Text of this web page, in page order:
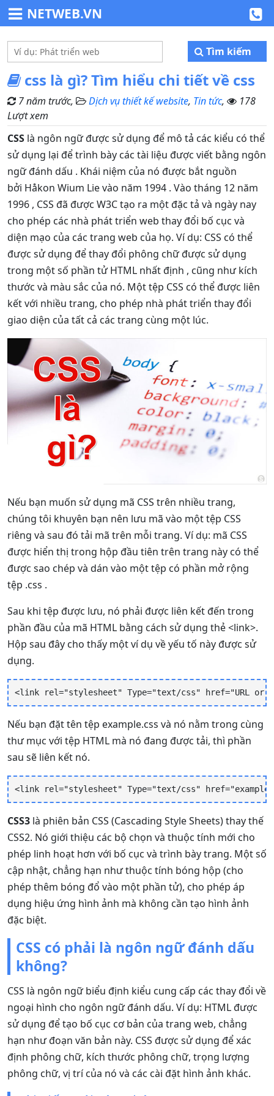
NETWEB.VN
Tìm kiếm
css là gì? Tìm hiểu chi tiết về css
7 năm trước, Dịch vụ thiết kế website, Tin tức,
178
Lượt xem
CSS là ngôn ngữ được sử dụng để mô tả các kiểu có thể
sử dụng lại để trình bày các tài liệu được viết bằng ngôn
ngữ đánh dấu . Khái niệm của nó được bắt nguồn
bởi Håkon Wium Lie vào năm 1994 . Vào tháng 12 năm
1996 , CSS đã được W3C tạo ra một đặc tả và ngày nay
cho phép các nhà phát triển web thay đổi bố cục và
diện mạo của các trang web của họ. Ví dụ: CSS có thể
được sử dụng để thay đổi phông chữ được sử dụng
trong một số phần tử HTML nhất định , cũng như kích
thước và màu sắc của nó. Một tệp CSS có thể được liên
kết với nhiều trang, cho phép nhà phát triển thay đổi
giao diện của tất cả các trang cùng một lúc.
Nếu bạn muốn sử dụng mã CSS trên nhiều trang,
chúng tôi khuyên bạn nên lưu mã vào một tệp CSS
riêng và sau đó tải mã trên mỗi trang. Ví dụ: mã CSS
được hiển thị trong hộp đầu tiên trên trang này có thể
được sao chép và dán vào một tệp có phần mở rộng
tệp .css .
Sau khi tệp được lưu, nó phải được liên kết đến trong
phần đầu của mã HTML bằng cách sử dụng thẻ <link>.
Hộp sau đây cho thấy một ví dụ về yếu tố này được sử
dụng.
<link rel="stylesheet" Type="text/css" href="URL or
Nếu bạn đặt tên tệp example.css và nó nằm trong cùng
thư mục với tệp HTML mà nó đang được tải, thì phần
sau sẽ liên kết nó.
<link rel="stylesheet" Type="text/css"
CSS3 là phiên bản CSS (Cascading Style Sheets) thay thế
CSS2. Nó giới thiệu các bộ chọn và thuộc tính mới cho
phép linh hoạt hơn với bố cục và trình bày trang. Một số
cập nhật, chẳng hạn như thuộc tính bóng hộp (cho
phép thêm bóng đổ vào một phần tử), cho phép áp
dụng hiệu ứng hình ảnh mà không cần tạo hình ảnh
đặc biệt.
CSS có phải là ngôn ngữ đánh dấu
không?
CSS là ngôn ngữ biểu định kiểu cung cấp các thay đổi về
ngoại hình cho ngôn ngữ đánh dấu. Ví dụ: HTML được
sử dụng để tạo bố cục cơ bản của trang web, chẳng
hạn như đoạn văn bản này. CSS được sử dụng để xác
định phông chữ, kích thước phông chữ, trọng lượng
phông chữ, vị trí của nó và các cài đặt hình ảnh khác.